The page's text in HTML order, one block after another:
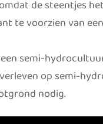
de steentjes
te voorzien van
semi-
op semi-
nodig.